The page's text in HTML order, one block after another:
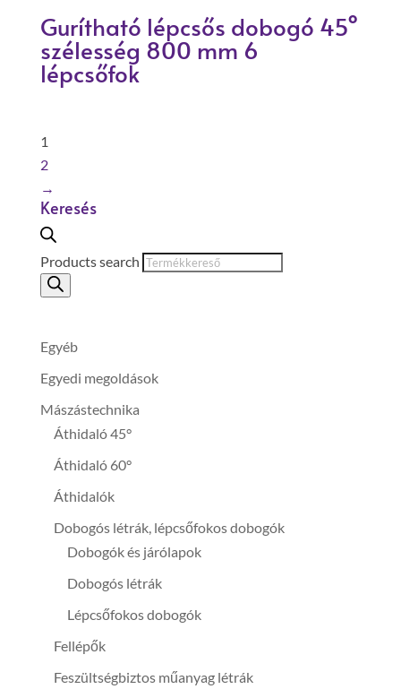
Gurítható lépcsős dobogó 45°
szélesség 800 mm 6
lépcsőfok
1
2
→
Keresés
Products search
Egyéb
Egyedi megoldások
Mászástechnika
Áthidaló 45°
Áthidaló 60°
Áthidalók
Dobogós létrák, lépcsőfokos dobogók
Dobogók és járólapok
Dobogós létrák
Lépcsőfokos dobogók
Fellépők
Feszültségbiztos műanyag létrák